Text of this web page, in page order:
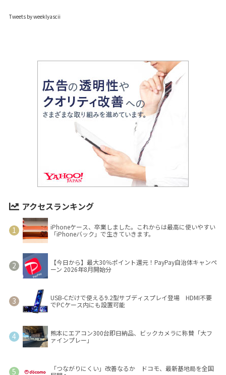
Tweets by weeklyascii
アクセスランキング
iPhoneケース、卒業しました。これからは最高に使いやすい
「iPhoneバック」で生きていきます。
【今日から】最大30％ポイント還元！PayPay自治体キャンペ
ーン 2026年8月開始分
USB-Cだけで使える9.2型サブディスプレイ登場 HDMI不要
でPCケース内にも設置可能
熊本にエアコン300台即日納品、ビックカメラに称賛「大フ
ァインプレー」
「つながりにくい」改善なるか ドコモ、最新基地局を全国